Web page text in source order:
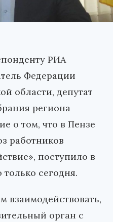
РИА
Федерации
области, депутат
региона
о том, что в Пензе
работников
поступило в
сегодня.
взаимодействовать,
орган с